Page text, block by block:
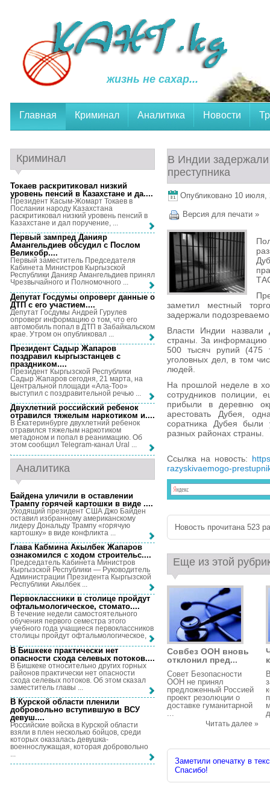
жизнь не сахар...
Главная Криминал Аналитика Новости
В Индии задержали
преступника
Опубликовано 10 июля,
Версия для печати »
заметил местный
задержали
Власти Индии назвали
страны. За информацию
500 тысяч рупий (475
уголовных дел, в том
людей.
На прошлой неделе в
сотрудников полиции,
прибыли в деревню
арестовать Дубея,
соратника Дубея были
разных районах страны.
Ссылка на новость:
razyskivaemogo-
Новость прочитана 523
Еще из этой
Совбез ООН вновь
отклонил пред...
Совет Безопасности
ООН не принял
предложенный Россией
проект резолюции о
доставке гуманитарной
...
Читать далее »
Заметили опечатку в
Спасибо!
Криминал
Токаев раскритиковал низкий
уровень пенсий в Казахстане и да....
Президент Касым-Жомарт Токаев в
Послании народу Казахстана
раскритиковал низкий уровень пенсий в
Казахстане и дал поручение, ...
Первый зампред Данияр
Амангельдиев обсудил с Послом
Великобр....
Первый заместитель Председателя
Кабинета Министров Кыргызской
Республики Данияр Амангельдиев принял
Чрезвычайного и Полномочного ...
Депутат Госдумы опроверг данные о
ДТП с его участием....
Депутат Госдумы Андрей Гурулев
опроверг информацию о том, что его
автомобиль попал в ДТП в Забайкальском
крае. Утром он опубликовал ...
Президент Садыр Жапаров
поздравил кыргызстанцев с
праздником....
Президент Кыргызской Республики
Садыр Жапаров сегодня, 21 марта, на
Центральной площади «Ала-Тоо»
выступил с поздравительной речью ...
Двухлетний российский ребенок
отравился тяжелым наркотиком и....
В Екатеринбурге двухлетний ребенок
отравился тяжелым наркотиком
метадоном и попал в реанимацию. Об
этом сообщил Telegram-канал Ural ...
Аналитика
Байдена уличили в оставлении
Трампу горячей картошки в виде ....
Уходящий президент США Джо Байден
оставил избранному американскому
лидеру Дональду Трампу «горячую
картошку» в виде конфликта ...
Глава Кабмина Акылбек Жапаров
ознакомился с ходом строительс....
Председатель Кабинета Министров
Кыргызской Республики — Руководитель
Администрации Президента Кыргызской
Республики Акылбек ...
Первоклассники в столице пройдут
офтальмологическое, стомато....
В течение недели самостоятельного
обучения первого семестра этого
учебного года учащиеся первоклассников
столицы пройдут офтальмологическое, ...
В Бишкеке практически нет
опасности схода селевых потоков....
В Бишкеке относительно других горных
районов практически нет опасности
схода селевых потоков. Об этом сказал
заместитель главы ...
В Курской области пленили
добровольно вступившую в ВСУ
девуш....
Российские войска в Курской области
взяли в плен несколько бойцов, среди
которых оказалась девушка-
военнослужащая, которая добровольно
...